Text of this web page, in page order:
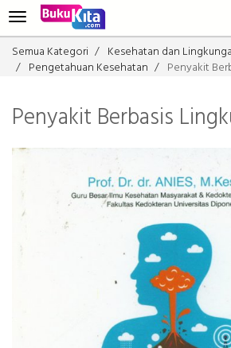
Semua Kategori
Kesehatan dan
Pengetahuan Kesehatan
Penyakit
Penyakit Berbasis